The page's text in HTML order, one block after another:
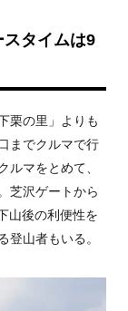
タイムは9
栗の里」よりも
までクルマで行
ルマをとめて、
芝沢ゲートから
山後の利便性を
登山者もいる。